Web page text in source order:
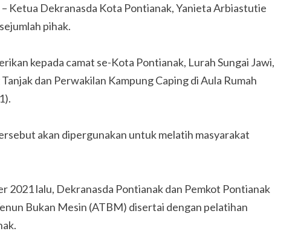
Ketua Dekranasda Kota Pontianak, Yanieta Arbiastutie
pihak.
kepada camat se-Kota Pontianak, Lurah Sungai Jawi,
dan Perwakilan Kampung Caping di Aula Rumah
akan dipergunakan untuk melatih masyarakat
2021 lalu, Dekranasda Pontianak dan Pemkot Pontianak
Bukan Mesin (ATBM) disertai dengan pelatihan